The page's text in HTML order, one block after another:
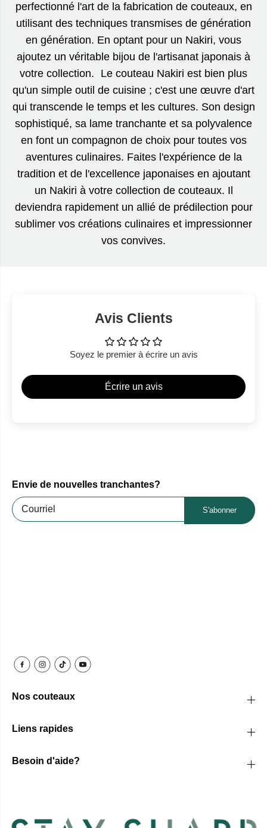
perfectionné l'art de la fabrication de couteaux, en
utilisant des techniques transmises de génération
en génération. En optant pour un Nakiri, vous
ajoutez un véritable bijou de l'artisanat japonais à
votre collection. Le couteau Nakiri est bien plus
qu'un simple outil de cuisine ; c'est une œuvre d'art
qui transcende le temps et les cultures. Son design
sophistiqué, sa lame tranchante et sa polyvalence
en font un compagnon de choix pour toutes vos
aventures culinaires. Faites l'expérience de la
tradition et de l'excellence japonaises en ajoutant
un Nakiri à votre collection de couteaux. Il
deviendra rapidement un allié de prédilection pour
sublimer vos créations culinaires et impressionner
vos convives.
Avis Clients
Soyez le premier à écrire un avis
Écrire un avis
Envie de nouvelles tranchantes?
S'abonner
Nos couteaux
Liens rapides
Besoin d'aide?